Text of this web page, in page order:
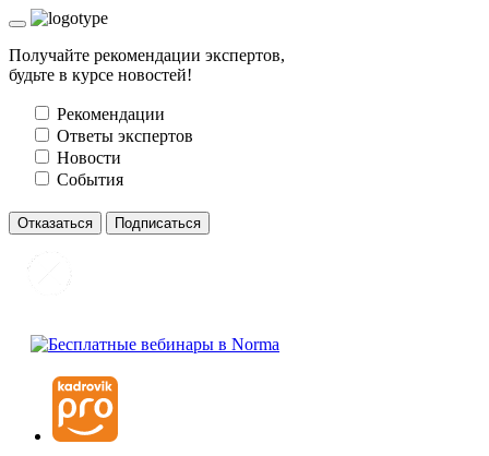
Получайте рекомендации экспертов,
будьте в курсе новостей!
Рекомендации
Ответы экспертов
Новости
События
Отказаться Подписаться